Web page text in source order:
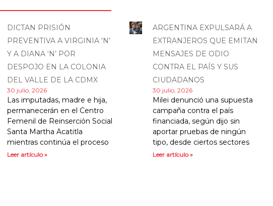
DICTAN PRISIÓN
PREVENTIVA A VIRGINIA ‘N’
Y A DIANA ‘N’ POR
DESPOJO EN LA COLONIA
DEL VALLE DE LA CDMX
30 julio, 2026
Las imputadas, madre e hija,
permanecerán en el Centro
Femenil de Reinserción Social
Santa Martha Acatitla
mientras continúa el proceso
Leer artículo »
ARGENTINA EXPULSARÁ A
EXTRANJEROS QUE EMITAN
MENSAJES DE ODIO
CONTRA EL PAÍS Y SUS
CIUDADANOS
30 julio, 2026
Milei denunció una supuesta
campaña contra el país
financiada, según dijo sin
aportar pruebas de ningún
tipo, desde ciertos sectores
Leer artículo »